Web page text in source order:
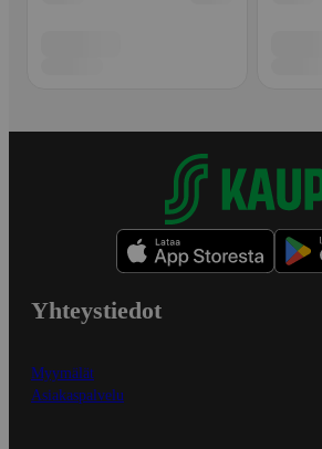
Yhteystiedot
Myymälät
Asiakaspalvelu